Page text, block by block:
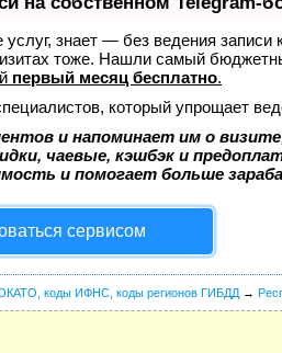
услуг, знает — без ведения
тоже. Нашли самый
первый месяц бесплатно.
который упрощает
и напоминает им о
чаевые, кэшбэк и
и помогает больше
сервисом
коды ИФНС, коды регионов ГИБДД →